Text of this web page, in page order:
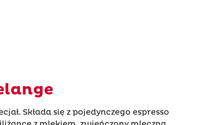
Składa się z pojedynczego espresso